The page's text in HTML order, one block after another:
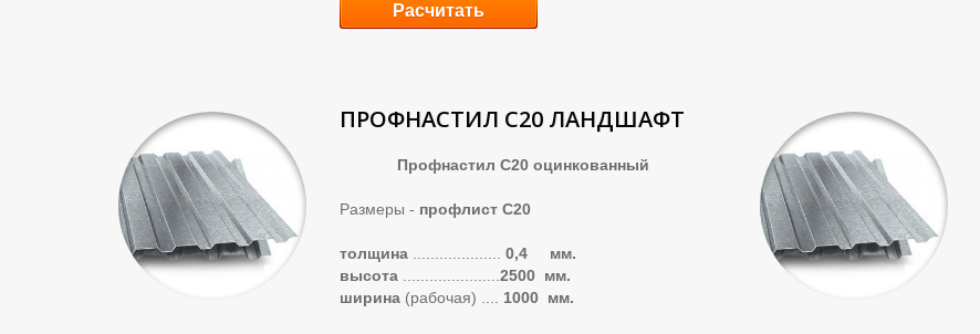
Расчитать
ПРОФНАСТИЛ С20 ЛАНДШАФТ
Профнастил С20 оцинкованный
Размеры - профлист С20
толщина
0,4 мм.
высота
2500 мм.
ширина (рабочая) 1000 мм.